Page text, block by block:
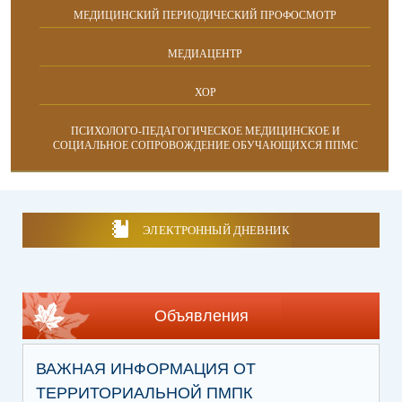
МЕДИЦИНСКИЙ ПЕРИОДИЧЕСКИЙ ПРОФОСМОТР
МЕДИАЦЕНТР
ХОР
ПСИХОЛОГО-ПЕДАГОГИЧЕСКОЕ МЕДИЦИНСКОЕ И
СОЦИАЛЬНОЕ СОПРОВОЖДЕНИЕ ОБУЧАЮЩИХСЯ ППМС
ЭЛЕКТРОННЫЙ ДНЕВНИК
Объявления
ВАЖНАЯ ИНФОРМАЦИЯ ОТ
ТЕРРИТОРИАЛЬНОЙ ПМПК